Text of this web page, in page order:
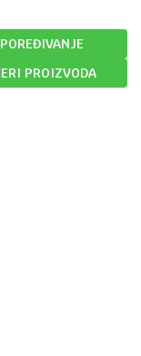
PROIZVODA